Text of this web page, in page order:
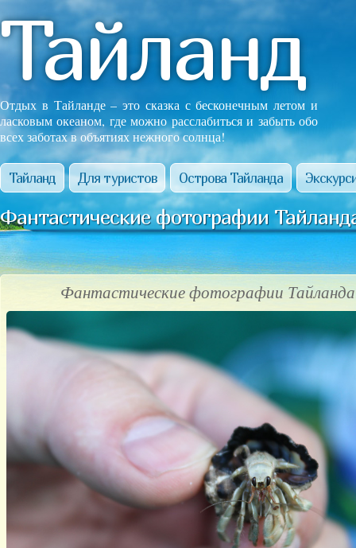
Тайланд
Отдых в Тайланде – это сказка с бесконечным летом и
ласковым океаном, где можно расслабиться и забыть обо
всех заботах в объятиях нежного солнца!
Тайланд Для туристов Острова Тайланда
Фантастические фотографии
Фантастические фотографии